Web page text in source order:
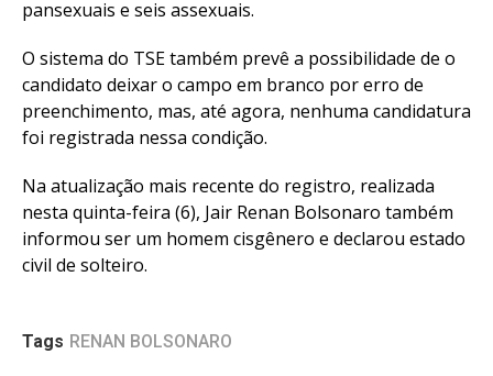
pansexuais e seis assexuais.
O sistema do TSE também prevê a possibilidade de o
candidato deixar o campo em branco por erro de
preenchimento, mas, até agora, nenhuma candidatura
foi registrada nessa condição.
Na atualização mais recente do registro, realizada
nesta quinta-feira (6), Jair Renan Bolsonaro também
informou ser um homem cisgênero e declarou estado
civil de solteiro.
Tags RENAN BOLSONARO